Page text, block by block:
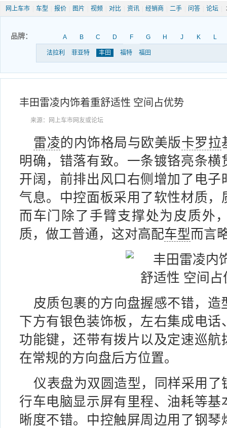
网上车市 车型 报价 图片 视频 对比 资讯 经销商 二手 问答 论坛
品牌： A B C D F G H J K L
法拉利 菲亚特 丰田 福特 福田
丰田雷凌内饰着重舒适性 空间占优势
来源：网上车市网友或论坛
雷凌的内饰格局与欧美版卡罗拉
明确，错落有致。一条镀铬亮条
开阔，前排出风口右侧增加了电
气息。中控面板采用了软性材质
而车门除了手臂支撑处为皮质外
质，做工普通，这对高配车型而言
皮质包裹的方向盘握感不错，造
下方有银色装饰板，左右集成电
功能键，还带有拨片以及定速巡
在常规的方向盘后方位置。
仪表盘为双圆造型，同样采用
行车电脑显示屏有里程、油耗等基
晰度不错。中控触屏周边用了钢